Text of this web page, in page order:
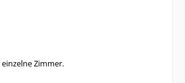
Zimmer.